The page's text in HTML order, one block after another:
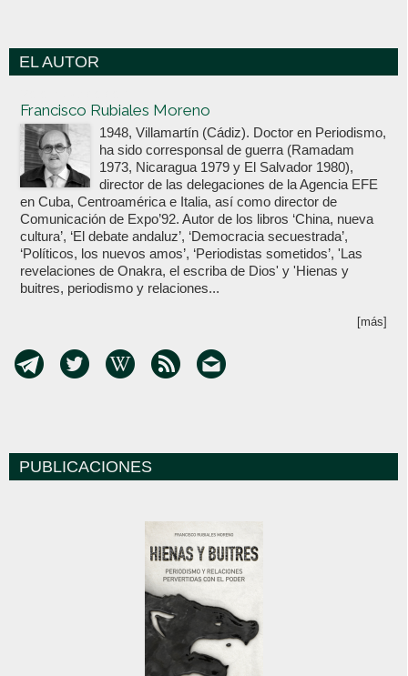
EL AUTOR
Francisco Rubiales Moreno
1948, Villamartín (Cádiz). Doctor en Periodismo,
ha sido corresponsal de guerra (Ramadam
1973, Nicaragua 1979 y El Salvador 1980),
director de las delegaciones de la Agencia EFE
en Cuba, Centroamérica e Italia, así como director de
Comunicación de Expo’92. Autor de los libros ‘China, nueva
cultura’, ‘El debate andaluz’, ‘Democracia secuestrada’,
‘Políticos, los nuevos amos’, ‘Periodistas sometidos’, 'Las
revelaciones de Onakra, el escriba de Dios' y 'Hienas y
buitres, periodismo y relaciones...
[más]
PUBLICACIONES